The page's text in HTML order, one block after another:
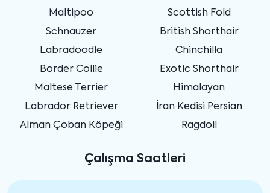
Maltipoo
Schnauzer
Labradoodle
Border Collie
Maltese Terrier
Labrador Retriever
Alman Çoban Köpeği
Scottish Fold
British Shorthair
Chinchilla
Exotic Shorthair
Himalayan
İran Kedisi Persian
Ragdoll
Çalışma Saatleri